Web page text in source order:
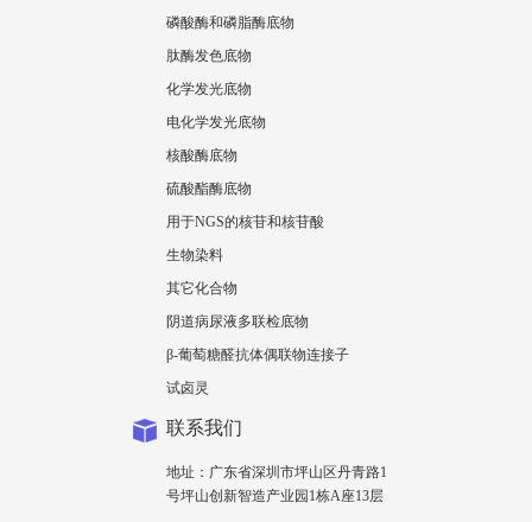
磷酸酶和磷脂酶底物
肽酶发色底物
化学发光底物
电化学发光底物
核酸酶底物
硫酸酯酶底物
用于NGS的核苷和核苷酸
生物染料
其它化合物
阴道病尿液多联检底物
β-葡萄糖醛抗体偶联物连接子
试卤灵
联系我们
地址：广东省深圳市坪山区丹青路1
号坪山创新智造产业园1栋A座13层